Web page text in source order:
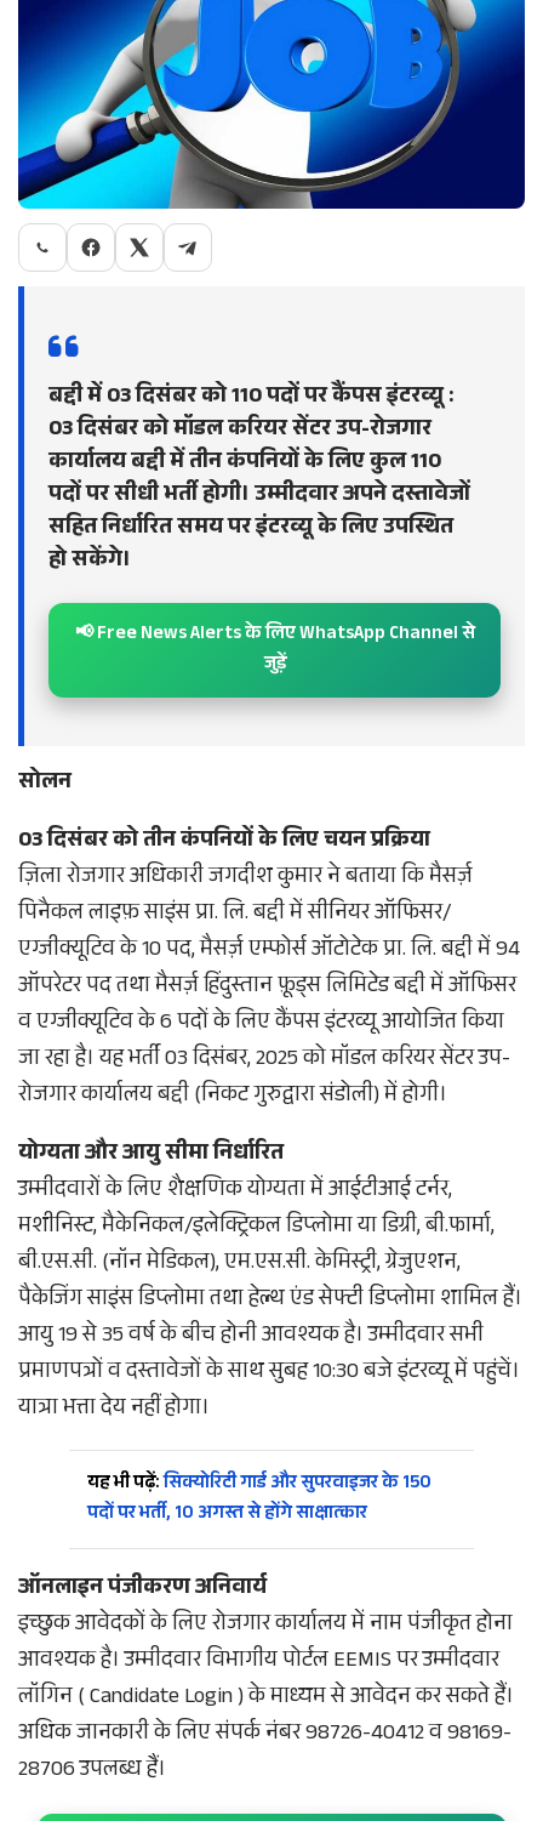
बद्दी में 03 दिसंबर को 110 पदों पर कैंपस इंटरव्यू :
03 दिसंबर को मॉडल करियर सेंटर उप-रोजगार
कार्यालय बद्दी में तीन कंपनियों के लिए कुल 110
पदों पर सीधी भर्ती होगी। उम्मीदवार अपने दस्तावेजों
सहित निर्धारित समय पर इंटरव्यू के लिए उपस्थित
हो सकेंगे।
📢 Free News Alerts के लिए WhatsApp Channel से
जुड़ें
सोलन
03 दिसंबर को तीन कंपनियों के लिए चयन प्रक्रिया
ज़िला रोजगार अधिकारी जगदीश कुमार ने बताया कि मैसर्ज़
पिनैकल लाइफ़ साइंस प्रा. लि. बद्दी में सीनियर ऑफिसर/
एग्जीक्यूटिव के 10 पद, मैसर्ज़ एम्फोर्स ऑटोटेक प्रा. लि. बद्दी में 94
ऑपरेटर पद तथा मैसर्ज़ हिंदुस्तान फ़ूड्स लिमिटेड बद्दी में ऑफिसर
व एग्जीक्यूटिव के 6 पदों के लिए कैंपस इंटरव्यू आयोजित किया
जा रहा है। यह भर्ती 03 दिसंबर, 2025 को मॉडल करियर सेंटर उप-
रोजगार कार्यालय बद्दी (निकट गुरुद्वारा संडोली) में होगी।
योग्यता और आयु सीमा निर्धारित
उम्मीदवारों के लिए शैक्षणिक योग्यता में आईटीआई टर्नर,
मशीनिस्ट, मैकेनिकल/इलेक्ट्रिकल डिप्लोमा या डिग्री, बी.फार्मा,
बी.एस.सी. (नॉन मेडिकल), एम.एस.सी. केमिस्ट्री, ग्रेजुएशन,
पैकेजिंग साइंस डिप्लोमा तथा हेल्थ एंड सेफ्टी डिप्लोमा शामिल हैं।
आयु 19 से 35 वर्ष के बीच होनी आवश्यक है। उम्मीदवार सभी
प्रमाणपत्रों व दस्तावेजों के साथ सुबह 10:30 बजे इंटरव्यू में पहुंचें।
यात्रा भत्ता देय नहीं होगा।
यह भी पढ़ें:सिक्योरिटी गार्ड और सुपरवाइजर के 150
पदों पर भर्ती, 10 अगस्त से होंगे साक्षात्कार
ऑनलाइन पंजीकरण अनिवार्य
इच्छुक आवेदकों के लिए रोजगार कार्यालय में नाम पंजीकृत होना
आवश्यक है। उम्मीदवार विभागीय पोर्टलEEMISपर उम्मीदवार
लॉगिन ( Candidate Login ) के माध्यम से आवेदन कर सकते हैं।
अधिक जानकारी के लिए संपर्क नंबर 98726-40412 व 98169-
28706 उपलब्ध हैं।